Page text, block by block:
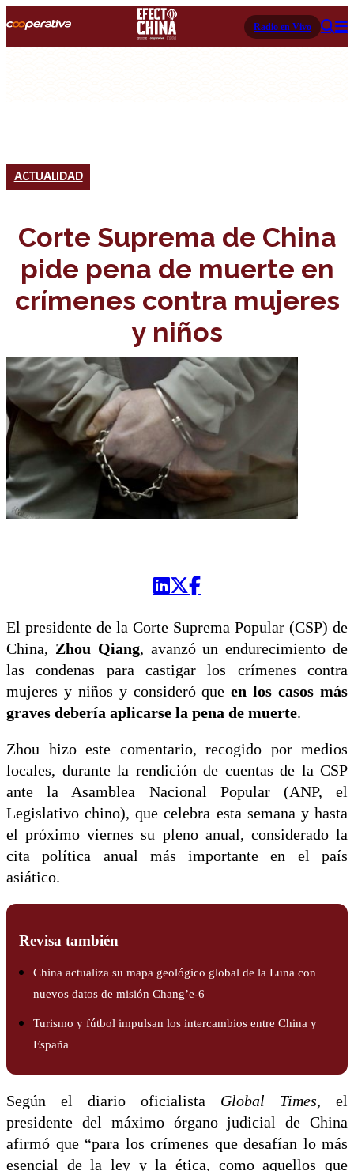
Radio en Vivo
ACTUALIDAD
Corte Suprema de China
pide pena de muerte en
crímenes contra mujeres
y niños
El presidente de la Corte Suprema Popular (CSP) de
China, Zhou Qiang, avanzó un endurecimiento de
las condenas para castigar los crímenes contra
mujeres y niños y consideró queen los casos más
graves debería aplicarse la pena de muerte.
Zhou hizo este comentario, recogido por medios
locales, durante la rendición de cuentas de la CSP
ante la Asamblea Nacional Popular (ANP, el
Legislativo chino), que celebra esta semana y hasta
el próximo viernes su pleno anual, considerado la
cita política anual más importante en el país
asiático.
Revisa también
China actualiza su mapa geológico global de la Luna con
nuevos datos de misión Chang’e-6
Turismo y fútbol impulsan los intercambios entre China y
España
Según el diario oficialista Global Times, el
presidente del máximo órgano judicial de China
afirmó que “para los crímenes que desafían lo más
esencial de la ley y la ética, como aquellos que